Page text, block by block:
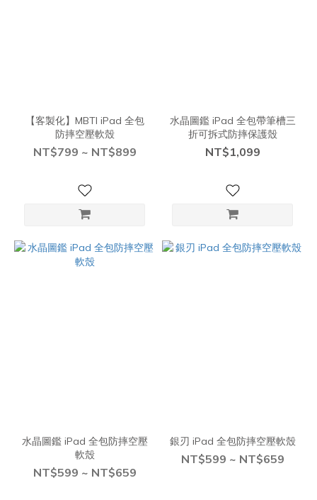
【客製化】MBTI iPad 全包
防摔空壓軟殼
NT$799 ~ NT$899
水晶圖鑑 iPad 全包帶筆槽三
折可拆式防摔保護殼
NT$1,099
水晶圖鑑 iPad 全包防摔空壓
軟殼
NT$599 ~ NT$659
銀刃 iPad 全包防摔空壓軟殼
NT$599 ~ NT$659